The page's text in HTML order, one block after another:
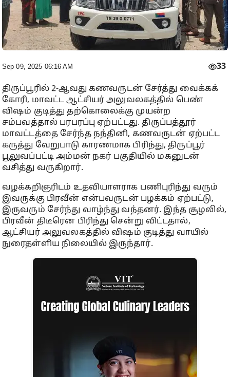
Sep 09, 2025 06:16 AM 33
திருப்பூரில் 2-ஆவது கணவருடன் சேர்த்து வைக்கக்
கோரி, மாவட்ட ஆட்சியர் அலுவலகத்தில் பெண்
விஷம் குடித்து தற்கொலைக்கு முயன்ற
சம்பவத்தால் பரபரப்பு ஏற்பட்டது. திருப்பத்தூர்
மாவட்டத்தை சேர்ந்த நந்தினி, கணவருடன் ஏற்பட்ட
கருத்து வேறுபாடு காரணமாக பிரிந்து, திருப்பூர்
பூலுவப்பட்டி அம்மன் நகர் பகுதியில் மகனுடன்
வசித்து வருகிறார்.
வழக்கறிஞரிடம் உதவியாளராக பணிபுரிந்து வரும்
இவருக்கு பிரவீன் என்பவருடன் பழக்கம் ஏற்பட்டு,
இருவரும் சேர்ந்து வாழ்ந்து வந்தனர். இந்த சூழலில்,
பிரவீன் திடீரென பிரிந்து சென்று விட்டதால்,
ஆட்சியர் அலுவலகத்தில் விஷம் குடித்து வாயில்
நுரைதள்ளிய நிலையில் இருந்தார்.